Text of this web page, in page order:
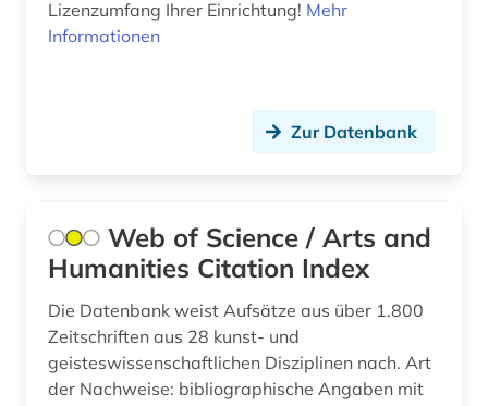
ungarn (1)
virtuelle forschungsumgebung (1)
volltext (3)
völkerrecht (1)
Lizenzumfang Ihrer Einrichtung! Mehr
Informationen
Zur Datenbank
Web of Science / Arts and
Humanities Citation Index
Die Datenbank weist Aufsätze aus über 1.800
Zeitschriften aus 28 kunst- und
geisteswissenschaftlichen Disziplinen nach. Art
der Nachweise: bibliographische Angaben mit